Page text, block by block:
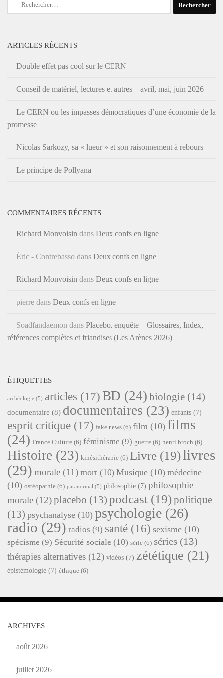
ARTICLES RÉCENTS
Double effet pas cool sur le CERN
Conseil de matériel, lectures et autres – avril, mai, juin 2026
Le CERN ou les impasses démocratiques d’une économie de la
promesse
Nicolas Sarkozy, sa « lueur » et son raisonnement à rebours
Le principe de Pollyana
COMMENTAIRES RÉCENTS
Richard Monvoisin dans Deux confs en ligne
Éric - Contrebasso dans Deux confs en ligne
Richard Monvoisin dans Deux confs en ligne
pierre dans Deux confs en ligne
Soadfandaemon dans Placebo, enquête – Glossaires, Index,
références complètes et friandises (Les Arènes 2026)
ÉTIQUETTES
archéologie (5) articles (17) BD (24) biologie (14)
documentaire (8) documentaires (23) enfants (7)
esprit critique (17) fake news (6) film (10) films
(24) France Culture (6) féminisme (9) guerre (6) henri broch (6)
Histoire (23) kinésithérapie (6) Livre (19)livres
(29) morale (11) mort (10) Musique (10) médecine
(10) ostéopathie (6) paranormal (5) philosophie (7) philosophie
morale (12)placebo (13) podcast (19)politique
(13) psychanalyse (10) psychologie (26)
radio (29) radios (9) santé (16) sexisme (10)
spécisme (9) Sécurité sociale (10) série (6) séries (13)
thérapies alternatives (12) vidéos (7) zététique (21)
épistémologie (7) éthique (6)
ARCHIVES
août 2026
juillet 2026